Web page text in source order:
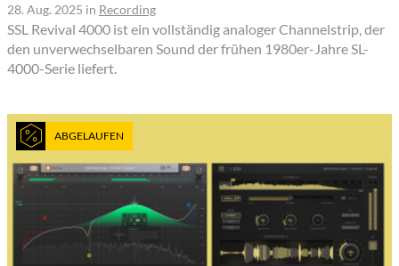
28. Aug. 2025 in Recording
SSL Revival 4000 ist ein vollständig analoger Channelstrip, der
den unverwechselbaren Sound der frühen 1980er-Jahre SL-
4000-Serie liefert.
ABGELAUFEN